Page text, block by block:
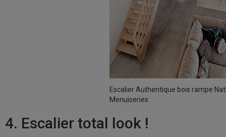
Escalier Authentique bois rampe
Menuiseries
4. Escalier total look !